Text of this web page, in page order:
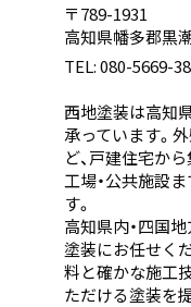
〒789-1931
高知県幡多郡黒
TEL: 080-5669-
西地塗装は高知
承っています。
ど、戸建住宅か
工場・公共施設
す。
高知県内・四国
塗装にお任せく
料と確かな施工
ただける塗装を